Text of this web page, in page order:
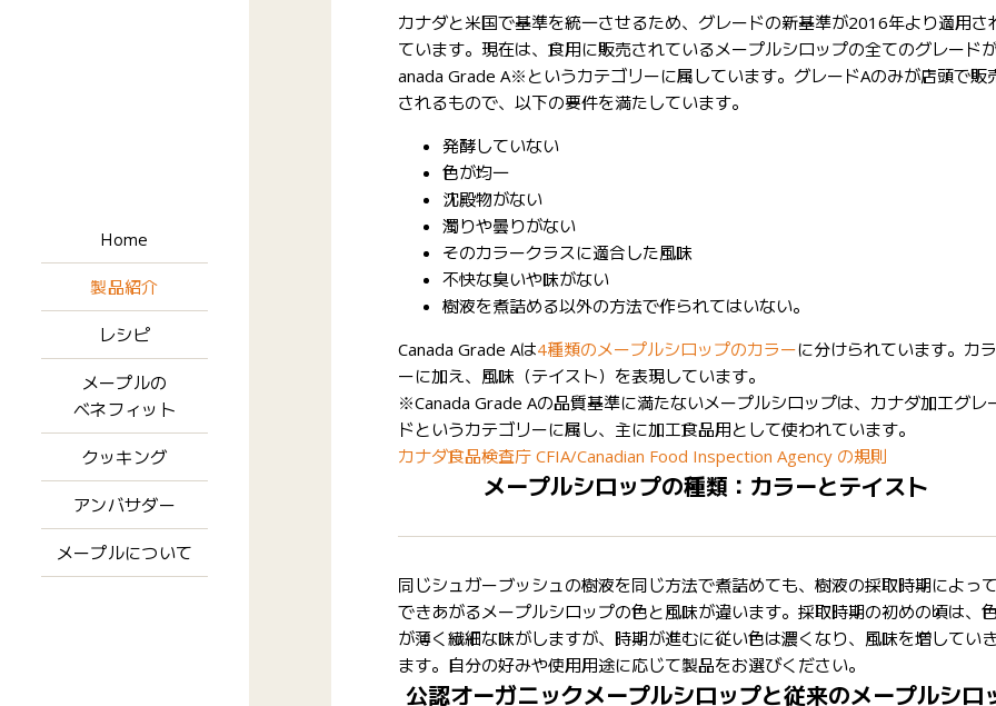
Home
製品紹介
レシピ
メープルの
ベネフィット
クッキング
アンバサダー
メープルについて
カナダと米国で基準を統一させるため、グレードの新基準が2016年より適用さ
ています。現在は、食用に販売されているメープルシロップの全てのグレード
anada Grade A※というカテゴリーに属しています。グレードAのみが店頭で販
されるもので、以下の要件を満たしています。
発酵していない
色が均一
沈殿物がない
濁りや曇りがない
そのカラークラスに適合した風味
不快な臭いや味がない
樹液を煮詰める以外の方法で作られてはいない。
Canada Grade Aは4種類のメープルシロップのカラーに分けられています。カラ
ーに加え、風味（テイスト）を表現しています。
※Canada Grade Aの品質基準に満たないメープルシロップは、カナダ加工グレ
ドというカテゴリーに属し、主に加工食品用として使われています。
カナダ食品検査庁 CFIA/Canadian Food Inspection Agency の規則
メープルシロップの種類：カラーとテイスト
同じシュガーブッシュの樹液を同じ方法で煮詰めても、樹液の採取時期によって
できあがるメープルシロップの色と風味が違います。採取時期の初めの頃は、色
が薄く繊細な味がしますが、時期が進むに従い色は濃くなり、風味を増していき
ます。自分の好みや使用用途に応じて製品をお選びください。
公認オーガニックメープルシロップと従来のメープルシロ